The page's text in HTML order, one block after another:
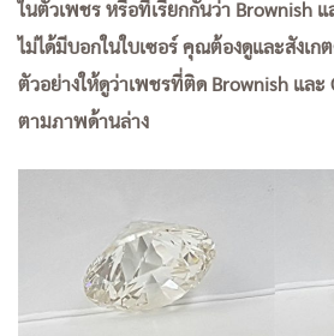
ในตัวเพชร หรือที่เรียกกันว่า Brownish
ไม่ได้มีบอกในใบเซอร์ คุณต้องดูและสังเก
ตัวอย่างให้ดูว่าเพชรที่ติด Brownish และ
ตามภาพด้านล่าง